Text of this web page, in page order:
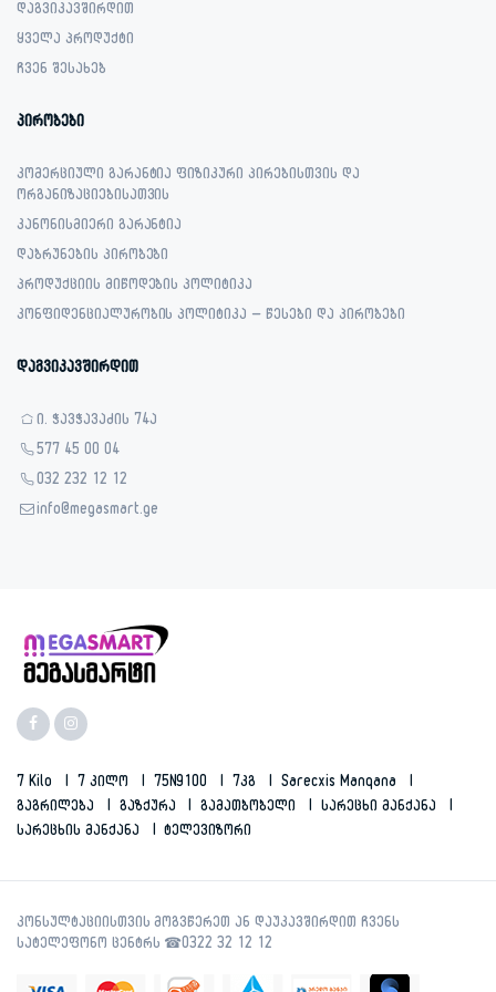
დაგვიკავშირდით
ყველა პროდუქტი
ჩვენ შესახებ
პირობები
კომერციული გარანტია ფიზიკური პირებისთვის და
ორგანიზაციებისათვის
კანონისმიერი გარანტია
დაბრუნების პირობები
პროდუქციის მიწოდების პოლიტიკა
კონფიდენციალურობის პოლიტიკა – წესები და პირობები
დაგვიკავშირდით
ი. ჭავჭავაძის 74ა
577 45 00 04
032 232 12 12
info@megasmart.ge
7 Kilo 7 Კილო 75N9100 7კგ
Sarecxis Manqana
Გაგრილება
Გაზქურა Გამათბობელი
Სარეცხი Მანქანა
Სარეცხის Მანქანა
Ტელევიზორი